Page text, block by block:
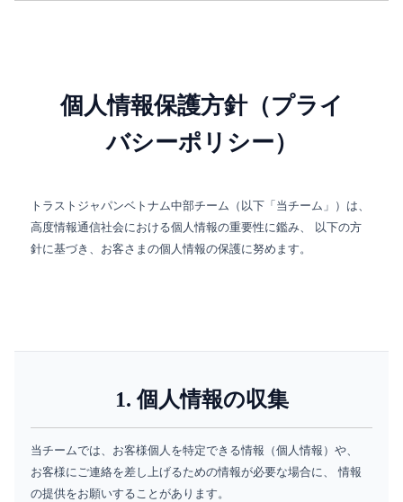
個人情報保護方針（プライ
バシーポリシー）
トラストジャパンベトナム中部チーム（以下「当チーム」）は、
高度情報通信社会における個人情報の重要性に鑑み、 以下の方
針に基づき、お客さまの個人情報の保護に努めます。
1. 個人情報の収集
当チームでは、お客様個人を特定できる情報（個人情報）や、
お客様にご連絡を差し上げるための情報が必要な場合に、 情報
の提供をお願いすることがあります。